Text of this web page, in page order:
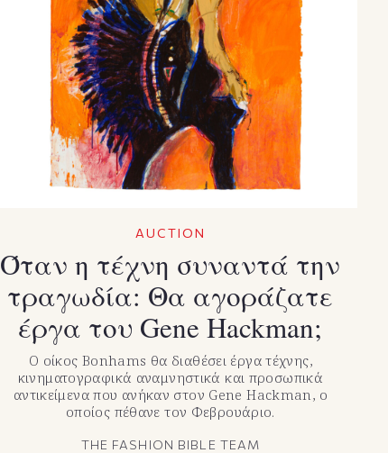
AUCTION
Όταν η τέχνη συναντά την
τραγωδία: Θα αγοράζατε
έργα του Gene Hackman;
Ο οίκος Bonhams θα διαθέσει έργα τέχνης,
κινηματογραφικά αναμνηστικά και προσωπικά
αντικείμενα που ανήκαν στον Gene Hackman, ο
οποίος πέθανε τον Φεβρουάριο.
THE FASHION BIBLE TEAM